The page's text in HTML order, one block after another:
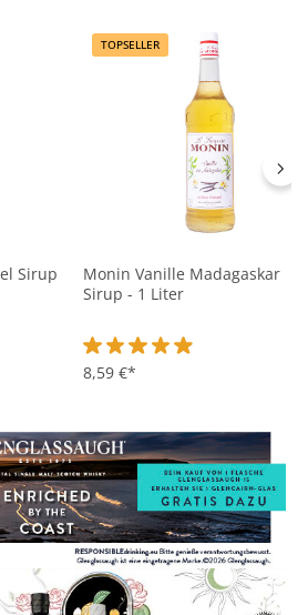
Sirup
von 4.9 von 5 Sternen
TOPSELLER
Monin Vanille Madagaskar
Sirup - 1 Liter
Durchschnittliche
8,59 €*